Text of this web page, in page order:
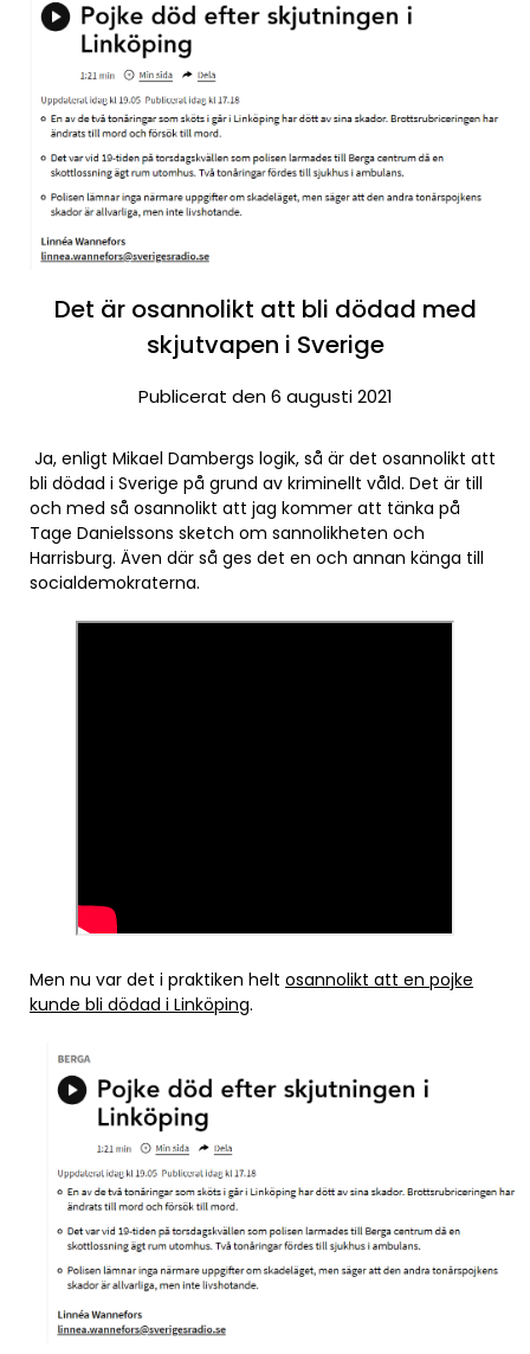
Det är osannolikt att bli dödad med
skjutvapen i Sverige
Publicerat den 6 augusti 2021
Ja, enligt Mikael Dambergs logik, så är det osannolikt att
bli dödad i Sverige på grund av kriminellt våld. Det är till
och med så osannolikt att jag kommer att tänka på
Tage Danielssons sketch om sannolikheten och
Harrisburg. Även där så ges det en och annan känga till
socialdemokraterna.
Men nu var det i praktiken helt osannolikt att en pojke
kunde bli dödad i Linköping.